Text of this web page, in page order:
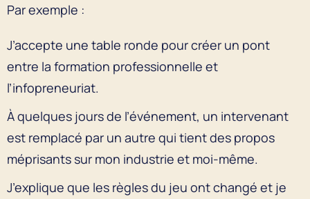
Par exemple :
J’accepte une table ronde pour créer un pont
entre la formation professionnelle et
l’infopreneuriat.
À quelques jours de l’événement, un intervenant
est remplacé par un autre qui tient des propos
méprisants sur mon industrie et moi-même.
J’explique que les règles du jeu ont changé et je